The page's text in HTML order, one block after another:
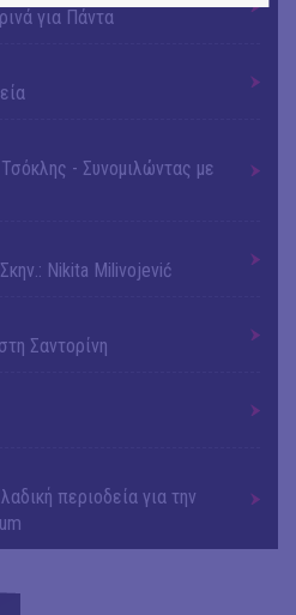
για Πάντα
- Συνομιλώντας με
Nikita Milivojević
Σαντορίνη
περιοδεία για την